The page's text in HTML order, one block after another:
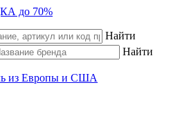
до 70%
Найти
Найти
из Европы и США